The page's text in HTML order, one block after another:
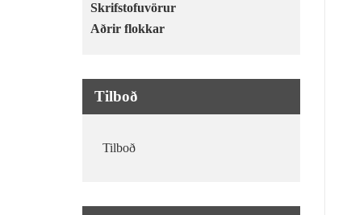
Skrifstofuvörur
Aðrir flokkar
Tilboð
Tilboð